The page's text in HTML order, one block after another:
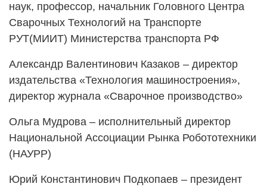
наук, профессор, начальник Головного Центра
Сварочных Технологий на Транспорте
РУТ(МИИТ) Министерства транспорта РФ
Александр Валентинович Казаков – директор
издательства «Технология машиностроения»,
директор журнала «Сварочное производство»
Ольга Мудрова – исполнительный директор
Национальной Ассоциации Рынка Робототехники
(НАУРР)
Юрий Константинович Подкопаев – президент